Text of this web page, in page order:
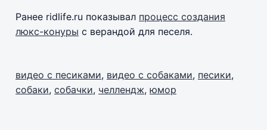
Ранее ridlife.ru показывал процесс создания
люкс-конуры с верандой для песеля.
видео с песиками, видео с собаками, песики,
собаки, собачки, челлендж, юмор